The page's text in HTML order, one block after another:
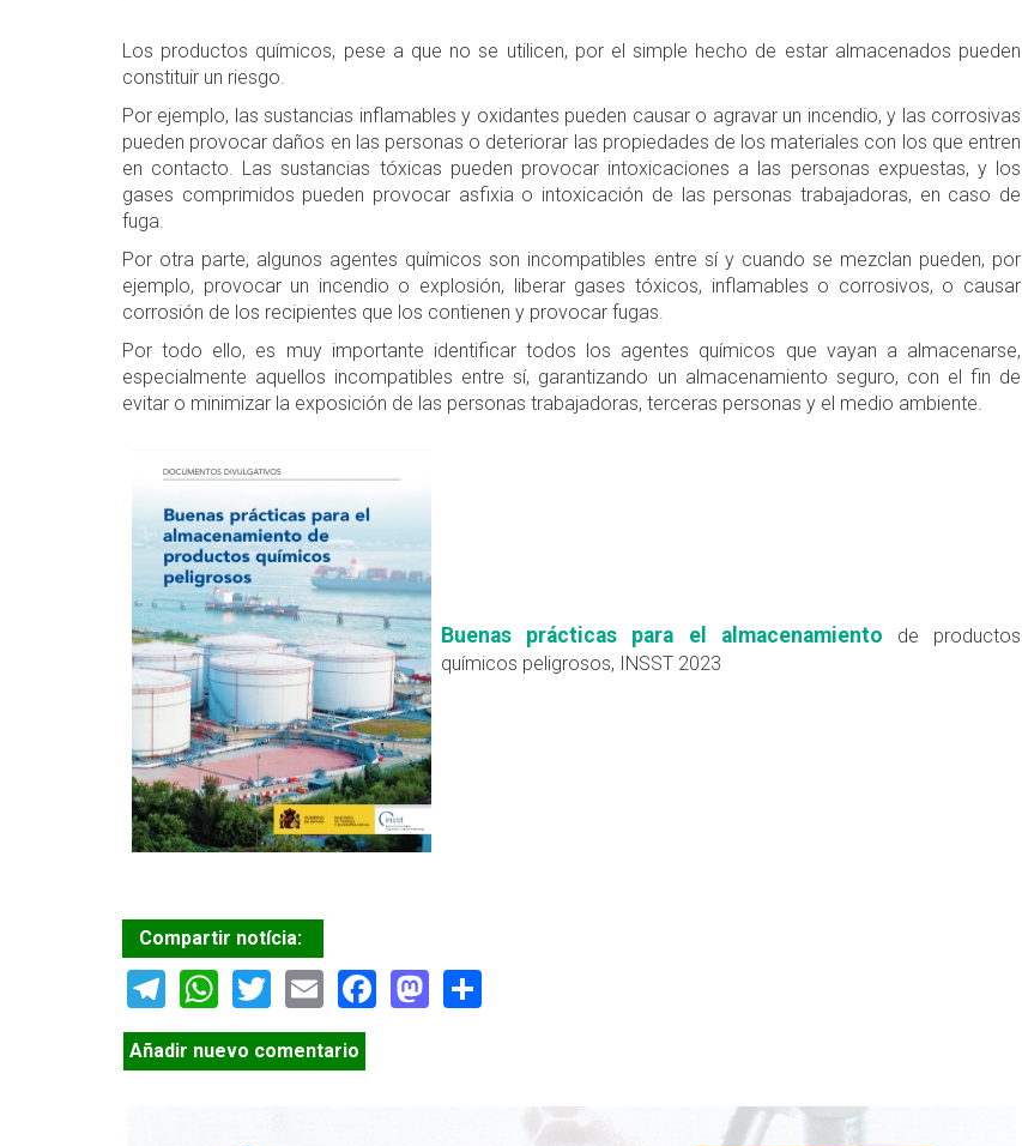
Los productos químicos, pese a que no se utilicen, por el simple hecho de estar almacenados pueden
constituir un riesgo.
Por ejemplo, las sustancias inflamables y oxidantes pueden causar o agravar un incendio, y las corrosivas
pueden provocar daños en las personas o deteriorar las propiedades de los materiales con los que entren
en contacto. Las sustancias tóxicas pueden provocar intoxicaciones a las personas expuestas, y los
gases comprimidos pueden provocar asfixia o intoxicación de las personas trabajadoras, en caso de
fuga.
Por otra parte, algunos agentes químicos son incompatibles entre sí y cuando se mezclan pueden, por
ejemplo, provocar un incendio o explosión, liberar gases tóxicos, inflamables o corrosivos, o causar
corrosión de los recipientes que los contienen y provocar fugas.
Por todo ello, es muy importante identificar todos los agentes químicos que vayan a almacenarse,
especialmente aquellos incompatibles entre sí, garantizando un almacenamiento seguro, con el fin de
evitar o minimizar la exposición de las personas trabajadoras, terceras personas y el medio ambiente.
Buenas prácticas para el almacenamiento de productos
químicos peligrosos, INSST 2023
Compartir notícia:
Telegram
WhatsApp
TwitterEmailFacebook
Mastodon
Añadir nuevo comentario